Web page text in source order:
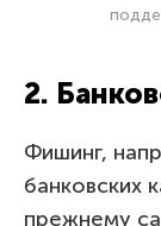
2.
Фишинг,
банковских
прежнему